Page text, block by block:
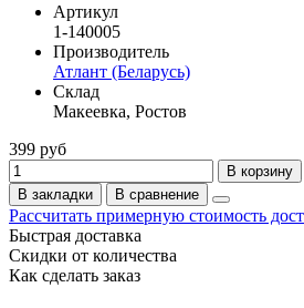
Артикул
1-140005
Производитель
Атлант (Беларусь)
Склад
Макеевка, Ростов
399 руб
В корзину
В закладки
В сравнение
Рассчитать примерную стоимость
Быстрая доставка
Скидки от количества
Как сделать заказ